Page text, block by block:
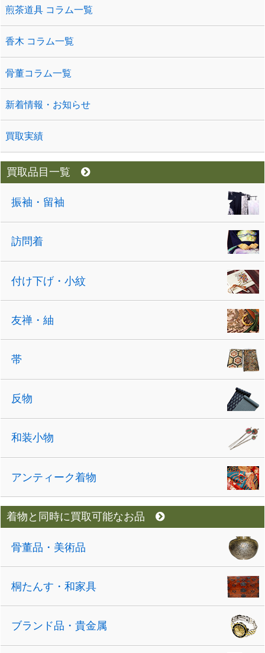
煎茶道具 コラム一覧
香木 コラム一覧
骨董コラム一覧
新着情報・お知らせ
買取実績
買取品目一覧
振袖・留袖
訪問着
付け下げ・小紋
友禅・紬
帯
反物
和装小物
アンティーク着物
着物と同時に買取可能なお品
骨董品・美術品
桐たんす・和家具
ブランド品・貴金属